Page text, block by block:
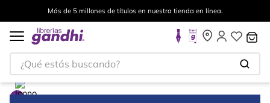
Más de 5 millones de títulos en nuestra tienda en línea.
¿Qué estás buscando?